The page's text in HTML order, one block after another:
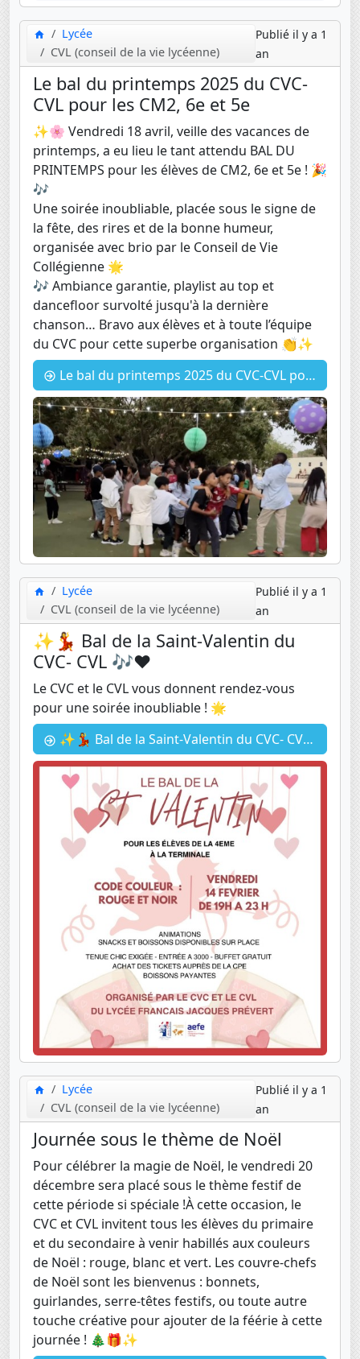
Lycée
CVL (conseil de la vie lycéenne)
Publié il y a 1
an
Le bal du printemps 2025 du CVC-
CVL pour les CM2, 6e et 5e
✨🌸 Vendredi 18 avril, veille des vacances de
printemps, a eu lieu le tant attendu BAL DU
PRINTEMPS pour les élèves de CM2, 6e et 5e ! 🎉
🎶
Une soirée inoubliable, placée sous le signe de
la fête, des rires et de la bonne humeur,
organisée avec brio par le Conseil de Vie
Collégienne 🌟
🎶 Ambiance garantie, playlist au top et
dancefloor survolté jusqu'à la dernière
chanson… Bravo aux élèves et à toute l’équipe
du CVC pour cette superbe organisation 👏✨
Le bal du printemps 2025 du CVC-CVL pour les CM2, 6e et 5e
Lycée
CVL (conseil de la vie lycéenne)
Publié il y a 1
an
✨💃 Bal de la Saint-Valentin du
CVC- CVL 🎶❤️
Le CVC et le CVL vous donnent rendez-vous
pour une soirée inoubliable ! 🌟
✨💃 Bal de la Saint-Valentin du CVC- CVL 🎶❤️
Lycée
CVL (conseil de la vie lycéenne)
Publié il y a 1
an
Journée sous le thème de Noël
Pour célébrer la magie de Noël, le vendredi 20
décembre sera placé sous le thème festif de
cette période si spéciale !À cette occasion, le
CVC et CVL invitent tous les élèves du primaire
et du secondaire à venir habillés aux couleurs
de Noël : rouge, blanc et vert. Les couvre-chefs
de Noël sont les bienvenus : bonnets,
guirlandes, serre-têtes festifs, ou toute autre
touche créative pour ajouter de la féérie à cette
journée ! 🎄🎁✨